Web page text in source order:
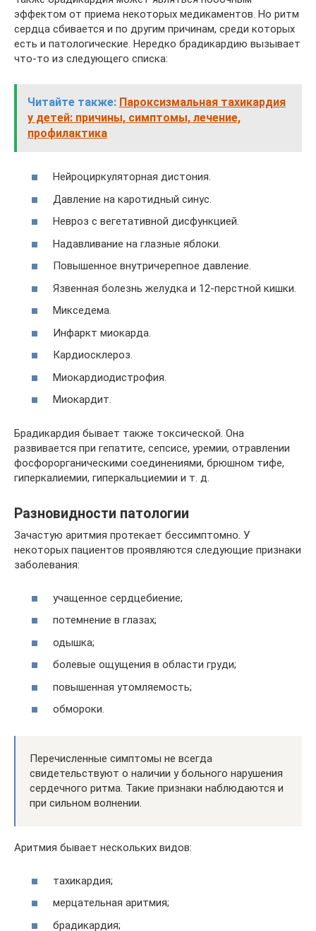
эффектом от приема некоторых медикаментов. Но ритм
сердца сбивается и по другим причинам, среди которых
есть и патологические. Нередко брадикардию вызывает
что-то из следующего списка:
Читайте также: Пароксизмальная тахикардия
у детей: причины, симптомы, лечение,
профилактика
Нейроциркуляторная дистония.
Давление на каротидный синус.
Невроз с вегетативной дисфункцией.
Надавливание на глазные яблоки.
Повышенное внутричерепное давление.
Язвенная болезнь желудка и 12-перстной кишки.
Микседема.
Инфаркт миокарда.
Кардиосклероз.
Миокардиодистрофия.
Миокардит.
Брадикардия бывает также токсической. Она
развивается при гепатите, сепсисе, уремии, отравлении
фосфорорганическими соединениями, брюшном тифе,
гиперкалиемии, гиперкальциемии и т. д.
Разновидности патологии
Зачастую аритмия протекает бессимптомно. У
некоторых пациентов проявляются следующие признаки
заболевания:
учащенное сердцебиение;
потемнение в глазах;
одышка;
болевые ощущения в области груди;
повышенная утомляемость;
обмороки.
Перечисленные симптомы не всегда
свидетельствуют о наличии у больного нарушения
сердечного ритма. Такие признаки наблюдаются и
при сильном волнении.
Аритмия бывает нескольких видов:
тахикардия;
мерцательная аритмия;
брадикардия;